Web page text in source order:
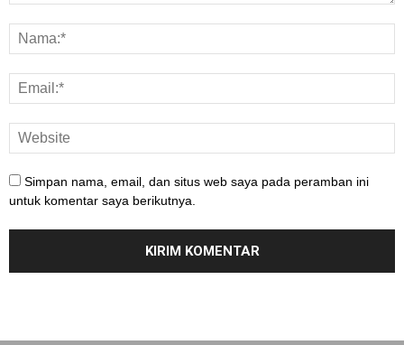
Simpan nama, email, dan situs web saya pada peramban ini
untuk komentar saya berikutnya.